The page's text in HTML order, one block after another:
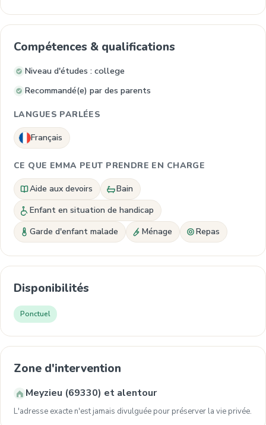
Compétences & qualifications
Niveau d'études : college
Recommandé(e) par des parents
LANGUES PARLÉES
Français
CE QUE EMMA PEUT PRENDRE EN CHARGE
Aide aux devoirs
Bain
Enfant en situation de handicap
Garde d'enfant malade
Ménage Repas
Disponibilités
Ponctuel
Zone d'intervention
Meyzieu (69330) et alentour
L'adresse exacte n'est jamais divulguée pour préserver la vie privée.